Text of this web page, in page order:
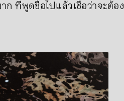
ที่พูดชื่อไปแล้วเชื่อว่าจะต้อง